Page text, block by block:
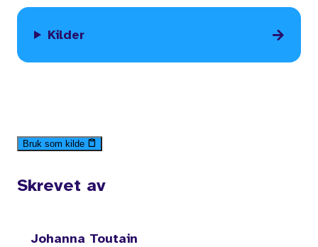
Kilder
Bruk som kilde
Skrevet av
Johanna Toutain